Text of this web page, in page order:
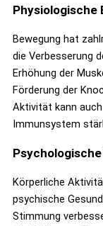
Physiologische
Bewegung hat
die Verbesserung
Erhöhung der
Förderung der
Aktivität kann
Immunsystem
Körperliche
psychische
Stimmung